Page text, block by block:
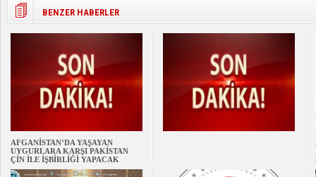
BENZER HABERLER
AFGANİSTAN’DA YAŞAYAN
UYGURLARA KARŞI PAKİSTAN
ÇİN İLE İŞBİRLİĞİ YAPACAK